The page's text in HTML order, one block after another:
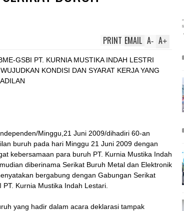
A+
A-
EMAIL
PRINT
GSBI PT. KURNIA MUSTIKA INDAH LESTRI
KONDISI DAN SYARAT KERJA YANG
Minggu,21 Juni 2009/dihadiri 60-an
buruh pada hari Minggu 21 Juni 2009 dengan
kebersamaan para buruh PT. Kurnia Mustika Indah
diberinama Serikat Buruh Metal dan Elektronik
bergabung dengan Gabungan Serikat
Kurnia Mustika Indah Lestari.
yang hadir dalam acara deklarasi tampak